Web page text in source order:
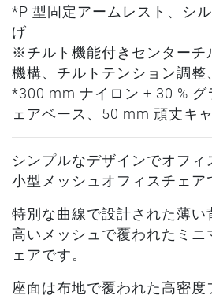
*P 型固定アームレスト、シ
げ
※チルト機能付きセンターチ
機構、チルトテンション調整
*300 mm ナイロン + 30 % グ
ェアベース、50 mm 頑丈キ
シンプルなデザインでオフィ
小型メッシュオフィスチェア
特別な曲線で設計された薄い
高いメッシュで覆われたミニ
ェアです。
座面は布地で覆われた高密度